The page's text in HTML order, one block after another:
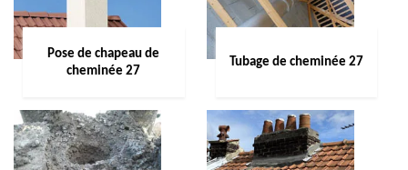
Pose de chapeau de
cheminée 27
Tubage de cheminée 27